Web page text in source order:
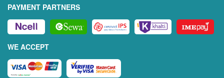
PAYMENT PARTNERS
WE ACCEPT